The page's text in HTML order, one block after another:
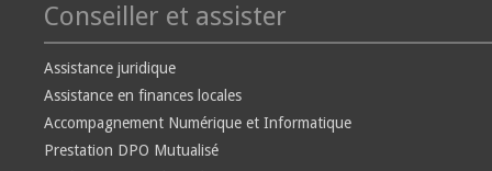
Conseiller et assister
Assistance juridique
Assistance en finances locales
Accompagnement Numérique et Informatique
Prestation DPO Mutualisé